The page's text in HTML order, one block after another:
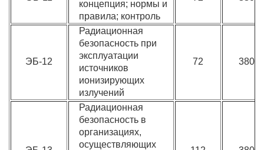
концепция; нормы и
правила; контроль
ЭБ-12
Радиационная
безопасность при
эксплуатации
источников
ионизирующих
излучений
72 3800
Радиационная
безопасность в
организациях,
осуществляющих